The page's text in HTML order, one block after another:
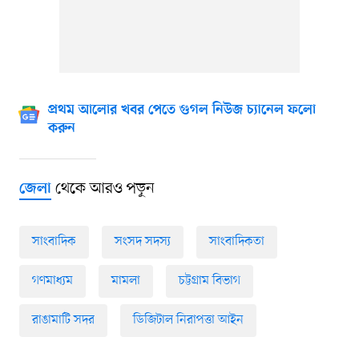
প্রথম আলোর খবর পেতে গুগল নিউজ চ্যানেল ফলো
করুন
জেলাথেকে আরও পড়ুন
সাংবাদিক সংসদ সদস্য সাংবাদিকতা
গণমাধ্যম মামলা চট্টগ্রাম বিভাগ
রাঙামাটি সদর ডিজিটাল নিরাপত্তা আইন